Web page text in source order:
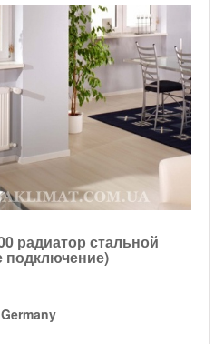
радиатор стальной
подключение)